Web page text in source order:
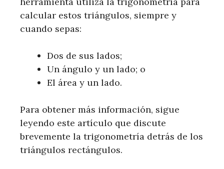
calcular estos triángulos, siempre y
cuando sepas:
Dos de sus lados;
Un ángulo y un lado; o
El área y un lado.
Para obtener más información, sigue
leyendo este artículo que discute
brevemente la trigonometría detrás de los
triángulos rectángulos.